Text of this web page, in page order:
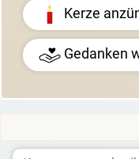
Kerze
Gedanken